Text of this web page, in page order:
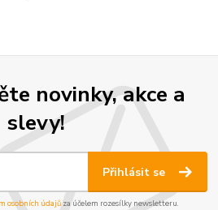
novinky, akce a
slevy!
Přihlásit se
osobních údajůza účelem rozesílky newsletteru.